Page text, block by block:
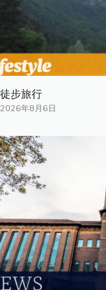
徒步旅行
2026年8月6日